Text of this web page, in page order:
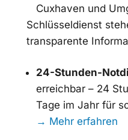
Cuxhaven und
Schlüsseldienst
transparente
24-Stunden-
erreichbar – 24
Tage im Jahr für
→ Mehr erfahren